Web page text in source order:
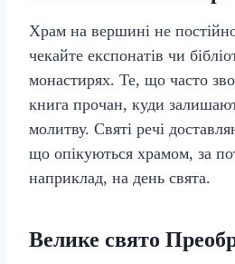
Храм на вершині не
чекайте експонатів чи
монастирях. Те, що часто
книга прочан, куди
молитву. Святі речі
що опікуються храмом, за
наприклад, на день свята.
Велике свято